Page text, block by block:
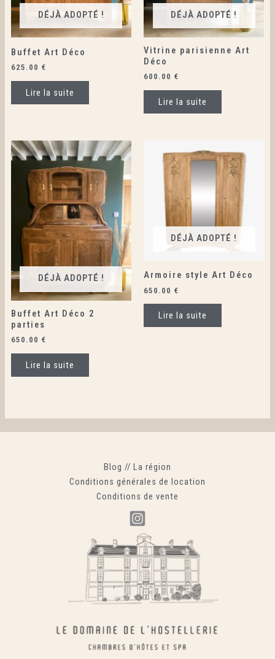
DÉJÀ ADOPTÉ !
Buffet Art Déco
625.00 €
Lire la suite
DÉJÀ ADOPTÉ !
Vitrine parisienne Art
Déco
600.00 €
Lire la suite
DÉJÀ ADOPTÉ !
Buffet Art Déco 2
parties
650.00 €
Lire la suite
DÉJÀ ADOPTÉ !
Armoire style Art Déco
650.00 €
Lire la suite
Blog // La région
Conditions générales de location
Conditions de vente